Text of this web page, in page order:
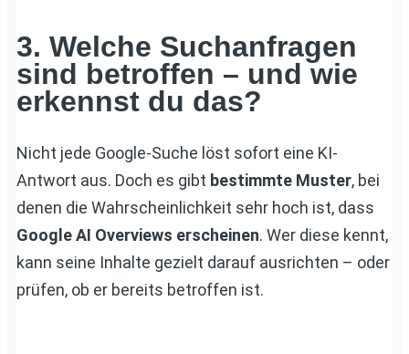
3. Welche Suchanfragen
sind betroffen – und wie
erkennst du das?
Nicht jede Google-Suche löst sofort eine KI-
Antwort aus. Doch es gibt bestimmte Muster, bei
denen die Wahrscheinlichkeit sehr hoch ist, dass
Google AI Overviews erscheinen. Wer diese kennt,
kann seine Inhalte gezielt darauf ausrichten – oder
prüfen, ob er bereits betroffen ist.